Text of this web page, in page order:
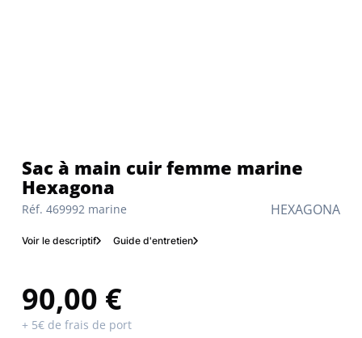
HEXAGONA
Réf. 469992 marine
Sac à main cuir femme marine
Hexagona
Voir le descriptif Guide d'entretien
90,00 €
+ 5€ de frais de port